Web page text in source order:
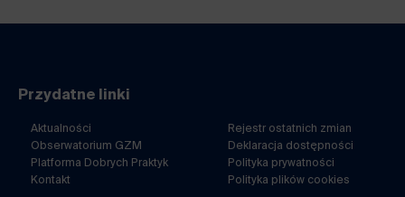
Przydatne linki
Aktualności
Obserwatorium GZM
Platforma Dobrych Praktyk
Kontakt
Rejestr ostatnich zmian
Deklaracja dostępności
Polityka prywatności
Polityka plików cookies